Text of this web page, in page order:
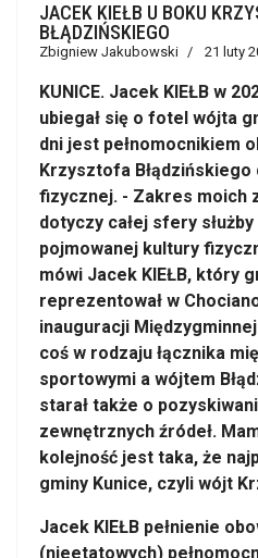
JACEK KIEŁB U BOKU
BŁĄDZIŃSKIEGO
Zbigniew Jakubowski 21 luty
KUNICE. Jacek KIEŁB w
ubiegał się o fotel wójta
dni jest pełnomocnikiem
Krzysztofa
fizycznej. - Zakres moich
dotyczy całej sfery
pojmowanej kultury
mówi Jacek KIEŁB, który
reprezentował w
inauguracji
coś w rodzaju łącznika
sportowymi a wójtem
starał także o
zewnętrznych źródeł.
kolejność jest taka, że
gminy Kunice, czyli wójt
Jacek KIEŁB pełnienie
(nieetatowych)